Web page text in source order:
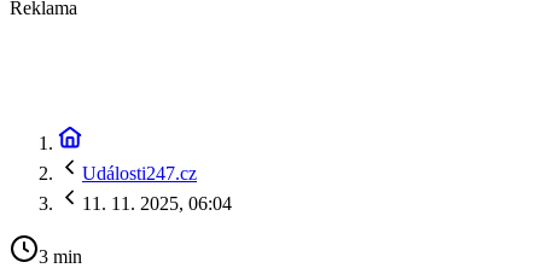
Reklama
Události247.cz
11. 11. 2025, 06:04
3 min